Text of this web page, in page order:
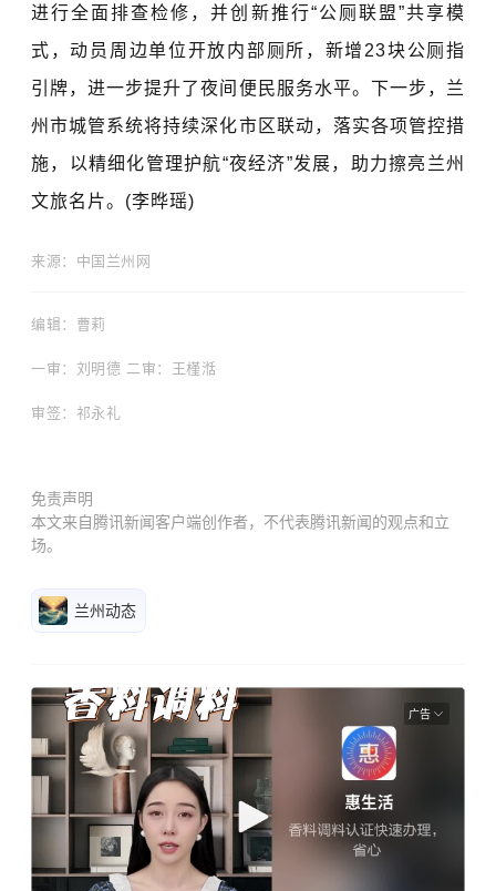
进行全面排查检修，并创新推行“公厕联盟”共享模
式，动员周边单位开放内部厕所，新增23块公厕指
引牌，进一步提升了夜间便民服务水平。下一步，兰
州市城管系统将持续深化市区联动，落实各项管控措
施，以精细化管理护航“夜经济”发展，助力擦亮兰州
文旅名片。(李晔瑶)
来源：中国兰州网
编辑：曹莉
一审：刘明德 二审：王槿湉
审签：祁永礼
免责声明
本文来自腾讯新闻客户端创作者，不代表腾讯新闻的观点和立
场。
兰州动态
广告